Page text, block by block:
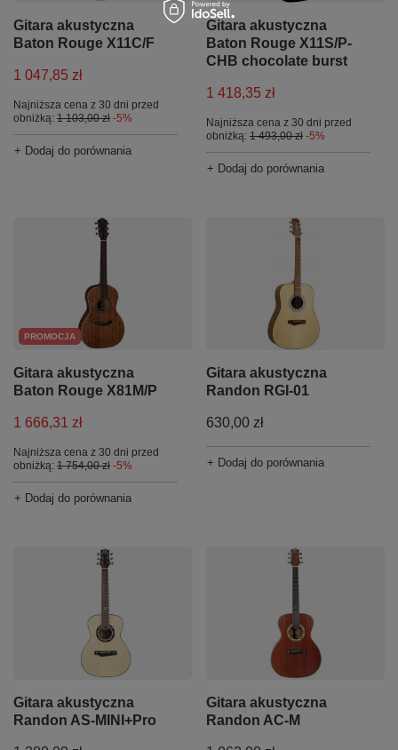
Gitara akustyczna
Baton Rouge X11C/F
1 047,85 zł
Najniższa cena z 30 dni przed
obniżką: 1 103,00 zł -5%
+ Dodaj do porównania
Gitara akustyczna
Baton Rouge X11S/P-
CHB chocolate burst
1 418,35 zł
Najniższa cena z 30 dni przed
obniżką: 1 493,00 zł -5%
+ Dodaj do porównania
PROMOCJA
Gitara akustyczna
Baton Rouge X81M/P
1 666,31 zł
Najniższa cena z 30 dni przed
obniżką: 1 754,00 zł -5%
+ Dodaj do porównania
Gitara akustyczna
Randon RGI-01
630,00 zł
+ Dodaj do porównania
Gitara akustyczna
Randon AS-MINI+Pro
Gitara akustyczna
Randon AC-M